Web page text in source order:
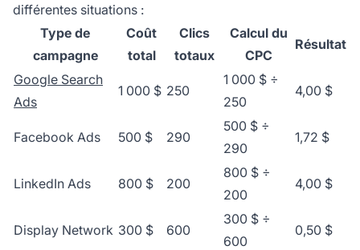
différentes situations :
Type de
campagne
Coût
total
Clics
totaux
Calcul du
CPC
Résultat
Google Search
Ads
1 000 $ 250
1 000 $ ÷
250
4,00 $
Facebook Ads 500 $ 290
500 $ ÷
290
1,72 $
LinkedIn Ads 800 $ 200
800 $ ÷
200
4,00 $
Display Network 300 $ 600
300 $ ÷
600
0,50 $